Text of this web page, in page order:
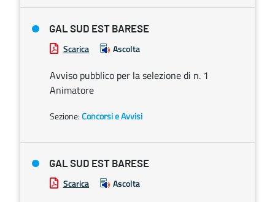
GAL SUD EST BARESE
Scarica Ascolta
Avviso pubblico per la selezione di n. 1
Animatore
Sezione:Concorsi e Avvisi
GAL SUD EST BARESE
Scarica Ascolta